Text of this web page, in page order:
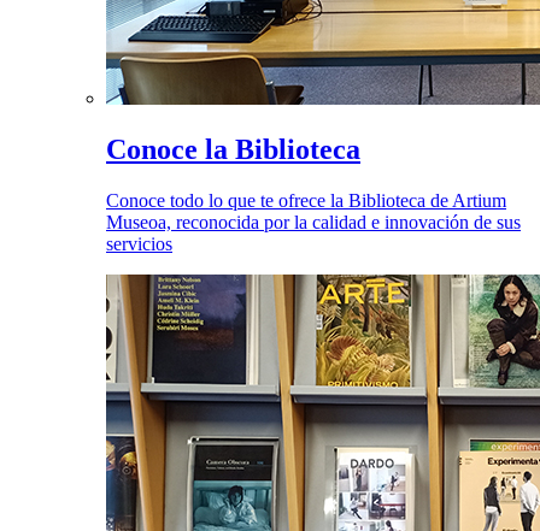
Conoce la Biblioteca
Conoce todo lo que te ofrece la Biblioteca de Artium
Museoa, reconocida por la calidad e innovación de sus
servicios